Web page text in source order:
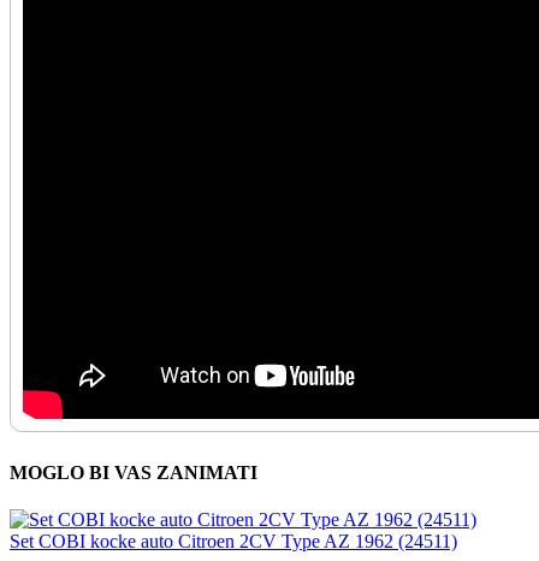
MOGLO BI VAS ZANIMATI
Set COBI kocke auto Citroen 2CV Type AZ 1962 (24511)